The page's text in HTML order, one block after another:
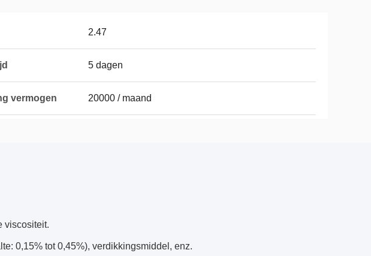
2.47
5 dagen
vermogen 20000 / maand
viscositeit.
0,15% tot 0,45%), verdikkingsmiddel, enz.